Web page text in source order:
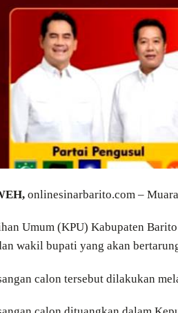
onlinesinarbarito.com –
Umum (KPU) Kabupaten
wakil bupati yang akan
calon tersebut dilakukan